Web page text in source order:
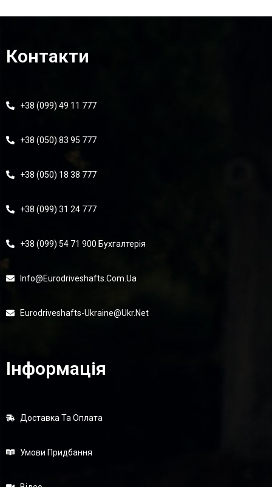
Контакти
+38 (099) 49 11 777
+38 (050) 83 95 777
+38 (050) 18 38 777
+38 (099) 31 24 777
+38 (099) 54 71 900 Бухгалтерія
Info@eurodriveshafts.com.ua
Eurodriveshafts-Ukraine@ukr.net
Інформація
Доставка Та Оплата
Умови Придбання